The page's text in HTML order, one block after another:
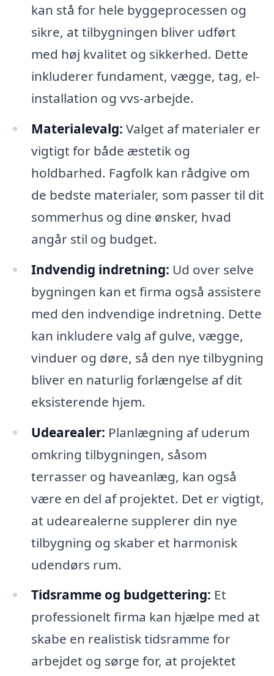
kan stå for hele byggeprocessen og
sikre, at tilbygningen bliver udført
med høj kvalitet og sikkerhed. Dette
inkluderer fundament, vægge, tag, el-
installation og vvs-arbejde.
Materialevalg: Valget af materialer er
vigtigt for både æstetik og
holdbarhed. Fagfolk kan rådgive om
de bedste materialer, som passer til dit
sommerhus og dine ønsker, hvad
angår stil og budget.
Indvendig indretning: Ud over selve
bygningen kan et firma også assistere
med den indvendige indretning. Dette
kan inkludere valg af gulve, vægge,
vinduer og døre, så den nye tilbygning
bliver en naturlig forlængelse af dit
eksisterende hjem.
Udearealer: Planlægning af uderum
omkring tilbygningen, såsom
terrasser og haveanlæg, kan også
være en del af projektet. Det er vigtigt,
at udearealerne supplerer din nye
tilbygning og skaber et harmonisk
udendørs rum.
Tidsramme og budgettering: Et
professionelt firma kan hjælpe med at
skabe en realistisk tidsramme for
arbejdet og sørge for, at projektet